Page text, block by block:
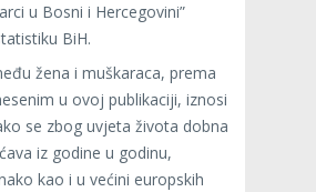
u Bosni i Hercegovini”
BiH.
žena i muškaraca, prema
u ovoj publikaciji, iznosi
se zbog uvjeta života dobna
iz godine u godinu,
kao i u većini europskih